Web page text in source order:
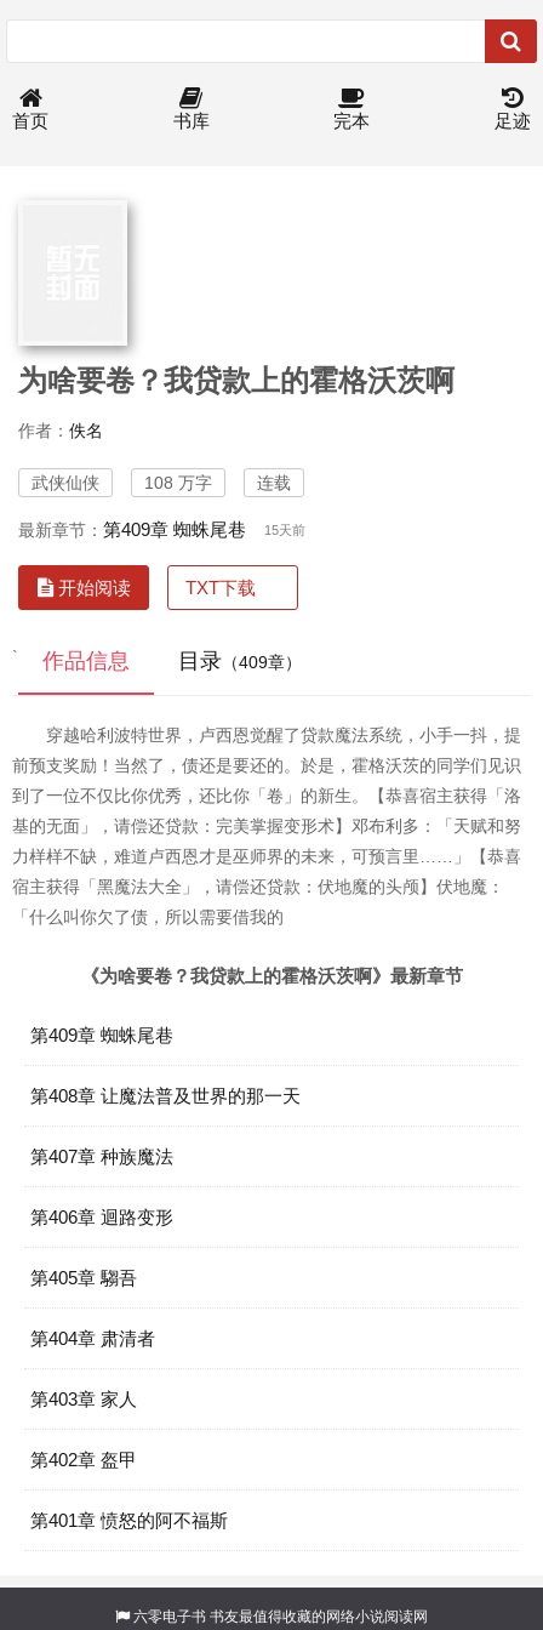
首页 书库 完本 足迹
为啥要卷？我贷款上的霍格沃茨啊
作者： 佚名
武侠仙侠 108 万字 连载
最新章节： 第409章 蜘蛛尾巷 15天前
开始阅读 TXT下载
` 作品信息 目录 （409章）
穿越哈利波特世界，卢西恩觉醒了贷款魔法系统，小手一抖，提
前预支奖励！当然了，债还是要还的。於是，霍格沃茨的同学们见识
到了一位不仅比你优秀，还比你「卷」的新生。【恭喜宿主获得「洛
基的无面」，请偿还贷款：完美掌握变形术】邓布利多：「天赋和努
力样样不缺，难道卢西恩才是巫师界的未来，可预言里……」【恭喜
宿主获得「黑魔法大全」，请偿还贷款：伏地魔的头颅】伏地魔：
「什么叫你欠了债，所以需要借我的
《为啥要卷？我贷款上的霍格沃茨啊》最新章节
第409章 蜘蛛尾巷
第408章 让魔法普及世界的那一天
第407章 种族魔法
第406章 迴路变形
第405章 騶吾
第404章 肃清者
第403章 家人
第402章 盔甲
第401章 愤怒的阿不福斯
六零电子书 书友最值得收藏的网络小说阅读网